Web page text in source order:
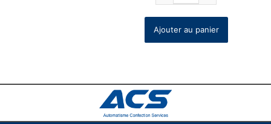
Ajouter au panier